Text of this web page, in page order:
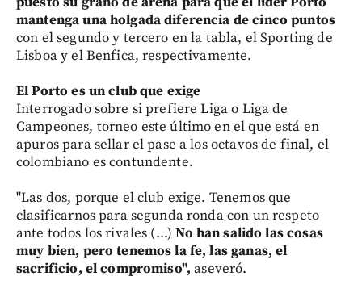
mantenga una holgada diferencia de cinco puntos
con el segundo y tercero en la tabla, el Sporting de
Lisboa y el Benfica, respectivamente.
El Porto es un club que exige
Interrogado sobre si prefiere Liga o Liga de
Campeones, torneo este último en el que está en
apuros para sellar el pase a los octavos de final, el
colombiano es contundente.
"Las dos, porque el club exige. Tenemos que
clasificarnos para segunda ronda con un respeto
ante todos los rivales (...)No han salido las cosas
muy bien, pero tenemos la fe, las ganas, el
sacrificio, el compromiso", aseveró.